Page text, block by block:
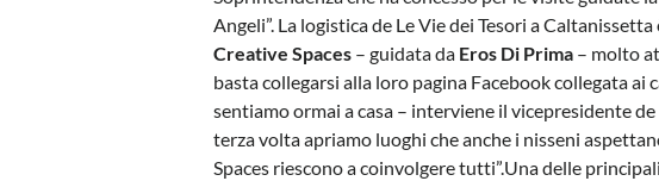
Angeli”. La logistica de Le Vie dei Tesori a
Creative Spaces – guidata da Eros Di Prima – molto
basta collegarsi alla loro pagina Facebook collegata ai
sentiamo ormai a casa – interviene il vicepresidente de
terza volta apriamo luoghi che anche i nisseni
Spaces riescono a coinvolgere tutti”.Una delle principali